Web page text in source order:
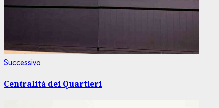
Successivo
Centralità dei Quartieri